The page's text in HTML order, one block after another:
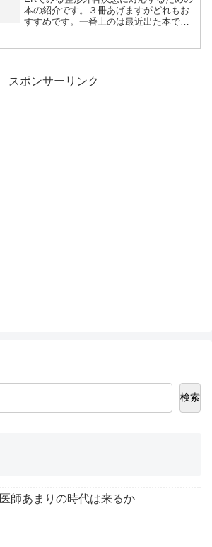
本の紹介です。３冊あげますがどれもお
すすめです。一番上のは最近出た本で
スポンサーリンク
検索
医師あまりの時代は来るか